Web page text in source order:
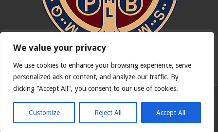
We value your privacy
We use cookies to enhance your browsing experience, serve
personalized ads or content, and analyze our traffic. By
clicking "Accept All", you consent to our use of cookies.
Customize Reject All Accept All
In nómine Patris, et Fílii, et Spíritus Sancti. Amen.
© Copyright 2026, Todos os direitos reservados